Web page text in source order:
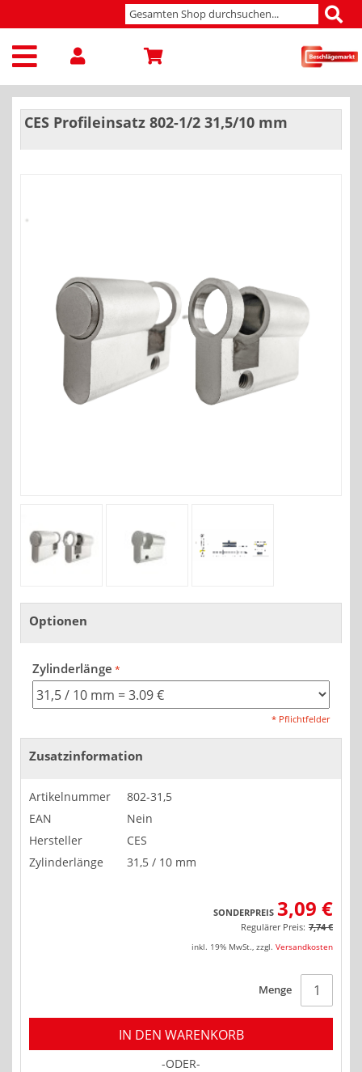
CES Profileinsatz 802-1/2 31,5/10 mm
Optionen
Zylinderlänge
* Pflichtfelder
Zusatzinformation
Artikelnummer
802-31,5
EAN
Nein
Hersteller
CES
Zylinderlänge
31,5 / 10 mm
SONDERPREIS 3,09 €
Regulärer Preis: 7,74 €
inkl. 19% MwSt. zzgl. Versandkosten
Menge
IN DEN WARENKORB
-ODER-